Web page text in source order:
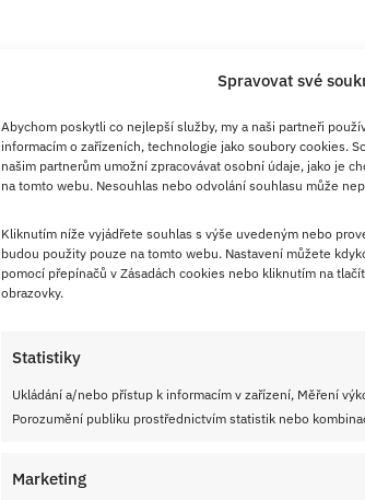
Spravovat své
Abychom poskytli co nejlepší služby, my a naši partneři
informacím o zařízeních, technologie jako soubory cookies.
našim partnerům umožní zpracovávat osobní údaje, jako je
na tomto webu. Nesouhlas nebo odvolání souhlasu může
Kliknutím níže vyjádřete souhlas s výše uvedeným nebo
budou použity pouze na tomto webu. Nastavení můžete
pomocí přepínačů v Zásadách cookies nebo kliknutím na
obrazovky.
Statistiky
Ukládání a/nebo přístup k informacím v zařízení, Měření
Porozumění publiku prostřednictvím statistik nebo
Marketing
Tiramisu v podobě, jak
neznáte: Krémová
chuť tiramisu ukrytá v
Oblíbený dezert tiramisu v
podle tohoto jednoduchého